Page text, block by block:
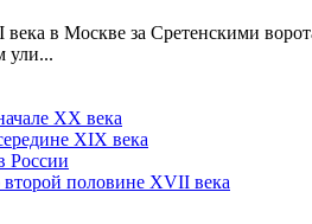
в Москве за Сретенскими
ули...
XX века
XIX века
России
второй половине XVII века